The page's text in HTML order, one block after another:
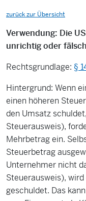
zurück zur Übersicht
Verwendung: Die
unrichtig oder
Rechtsgrundlage: §
Hintergrund: Wenn
einen höheren
den Umsatz
Steuerausweis),
Mehrbetrag ein.
Steuerbetrag
Unternehmer nicht
Steuerausweis),
geschuldet. Das